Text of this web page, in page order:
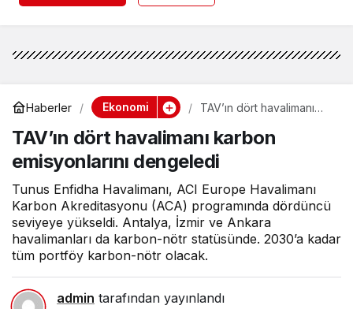
Haberler Ekonomi
TAV’ın dört havalimanı
dengeledi
TAV’ın dört havalimanı karbon
emisyonlarını dengeledi
Tunus Enfidha Havalimanı, ACI Europe Havalimanı
Karbon Akreditasyonu (ACA) programında dördüncü
seviyeye yükseldi. Antalya, İzmir ve Ankara
havalimanları da karbon-nötr statüsünde. 2030’a kadar
tüm portföy karbon-nötr olacak.
admin tarafından yayınlandı